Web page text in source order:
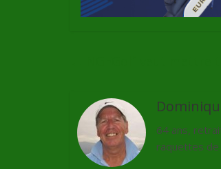
64 ans,
raquettes